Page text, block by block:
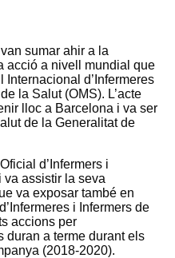
sumar ahir a la
acció a nivell mundial que
d’Infermeres
la Salut (OMS). L’acte
lloc a Barcelona i va ser
de la Generalitat de
d’Infermers i
va assistir la seva
va exposar també en
i Infermers de
accions per
duran a terme durant els
(2018-2020).